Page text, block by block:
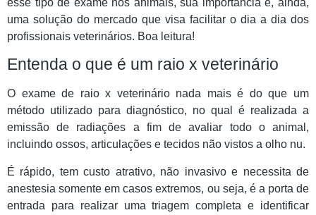
esse tipo de exame nos animais, sua importância e, ainda,
uma solução do mercado que visa facilitar o dia a dia dos
profissionais veterinários. Boa leitura!
Entenda o que é um raio x veterinário
O exame de raio x veterinário nada mais é do que um
método utilizado para diagnóstico, no qual é realizada a
emissão de radiações a fim de avaliar todo o animal,
incluindo ossos, articulações e tecidos não vistos a olho nu.
É rápido, tem custo atrativo, não invasivo e necessita de
anestesia somente em casos extremos, ou seja, é a porta de
entrada para realizar uma triagem completa e identificar